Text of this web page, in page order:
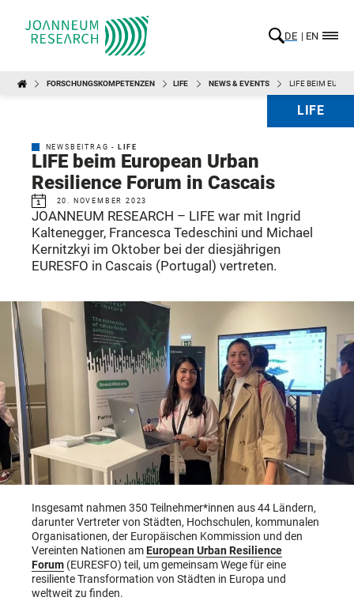
DE EN
FORSCHUNGSKOMPETENZEN LIFE NEWS & EVENTS LIFE BEIM
LIFE
NEWSBEITRAG - LIFE
LIFE beim European Urban
Resilience Forum in Cascais
20. NOVEMBER 2023
JOANNEUM RESEARCH – LIFE war mit Ingrid
Kaltenegger, Francesca Tedeschini und Michael
Kernitzkyi im Oktober bei der diesjährigen
EURESFO in Cascais (Portugal) vertreten.
Insgesamt nahmen 350 Teilnehmer*innen aus 44 Ländern,
darunter Vertreter von Städten, Hochschulen, kommunalen
Organisationen, der Europäischen Kommission und den
Vereinten Nationen amEuropean Urban Resilience
Forum (EURESFO) teil, um gemeinsam Wege für eine
resiliente Transformation von Städten in Europa und
weltweit zu finden.